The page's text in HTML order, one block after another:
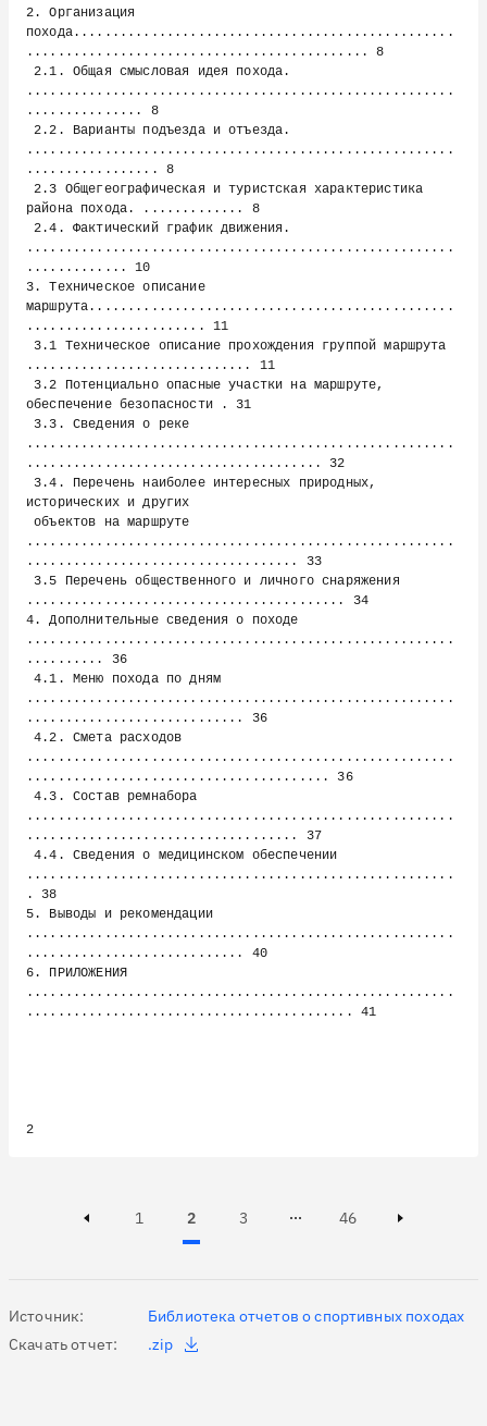
2. Организация
похода.................................................
............................................ 8
2.1. Общая смысловая идея похода.
.......................................................
............... 8
2.2. Варианты подъезда и отъезда.
.......................................................
................. 8
2.3 Общегеографическая и туристская характеристика
района похода. ............. 8
2.4. Фактический график движения.
.......................................................
............. 10
3. Техническое описание
маршрута...............................................
....................... 11
............................. 11
обеспечение безопасности . 31
.......................................................
...................................... 32
исторических и других
объектов на маршруте
.......................................................
................................... 33
......................................... 34
4. Дополнительные сведения о походе
.......................................................
.......... 36
4.1. Меню похода по дням
.......................................................
............................ 36
4.2. Смета расходов
.......................................................
....................................... 36
4.3. Состав ремнабора
.......................................................
................................... 37
4.4. Сведения о медицинском обеспечении
.......................................................
. 38
5. Выводы и рекомендации
.......................................................
............................ 40
6. ПРИЛОЖЕНИЯ
.......................................................
.......................................... 41
Page
1 Page
2 Active, Page
3 Page
46
Источник:
Библиотека отчетов о спортивных походах
Скачать отчет:
.zip